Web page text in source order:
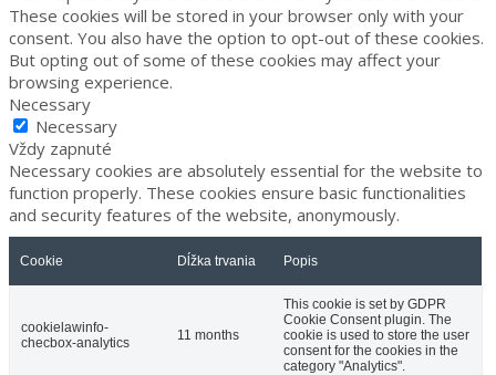
These cookies will be stored in your browser only with your
consent. You also have the option to opt-out of these cookies.
But opting out of some of these cookies may affect your
browsing experience.
Necessary
Necessary
Vždy zapnuté
Necessary cookies are absolutely essential for the website to
function properly. These cookies ensure basic functionalities
and security features of the website, anonymously.
Cookie Dĺžka trvania Popis
cookielawinfo-
checbox-analytics
11 months
This cookie is set by GDPR
Cookie Consent plugin. The
cookie is used to store the user
consent for the cookies in the
category "Analytics".